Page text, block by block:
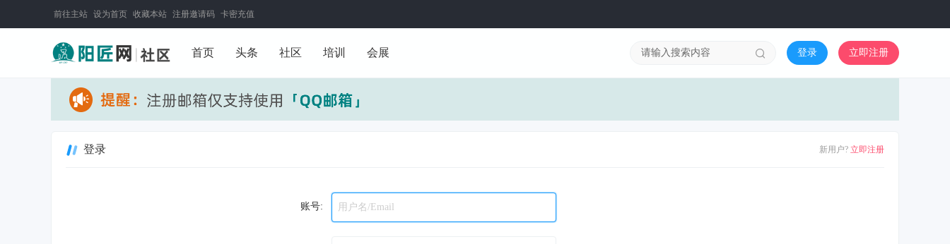
前往主站 设为首页 收藏本站 注册邀请码 卡密充值
首页 头条 社区 培训 会展 登录 立即注册
新用户? 立即注册
登录
账号: